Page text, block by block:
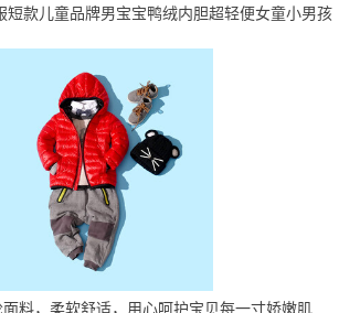
短款儿童品牌男宝宝鸭绒内胆超轻便女童小男孩
料，柔软舒适，用心呵护宝贝每一寸娇嫩肌